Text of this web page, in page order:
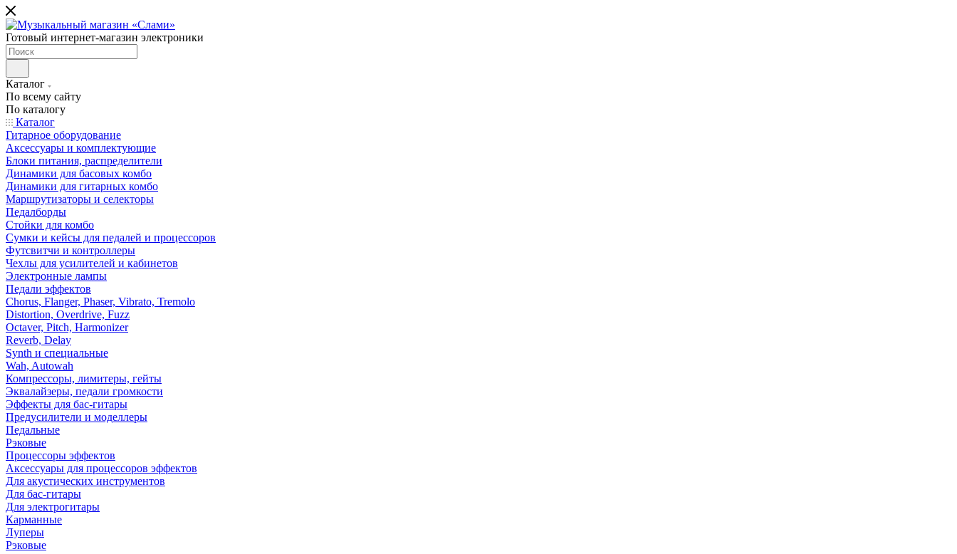
Готовый интернет-магазин электроники
Каталог
По всему сайту
По каталогу
Каталог
Гитарное оборудование
Аксессуары и комплектующие
Блоки питания, распределители
Динамики для басовых комбо
Динамики для гитарных комбо
Маршрутизаторы и селекторы
Педалборды
Стойки для комбо
Сумки и кейсы для педалей и процессоров
Футсвитчи и контроллеры
Чехлы для усилителей и кабинетов
Электронные лампы
Педали эффектов
Chorus, Flanger, Phaser, Vibrato, Tremolo
Distortion, Overdrive, Fuzz
Octaver, Pitch, Harmonizer
Reverb, Delay
Synth и специальные
Wah, Autowah
Компрессоры, лимитеры, гейты
Эквалайзеры, педали громкости
Эффекты для бас-гитары
Предусилители и моделлеры
Педальные
Рэковые
Процессоры эффектов
Аксессуары для процессоров эффектов
Для акустических инструментов
Для бас-гитары
Для электрогитары
Карманные
Луперы
Рэковые